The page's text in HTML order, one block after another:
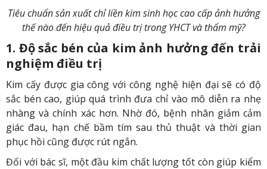
Tiêu chuẩn sản xuất chỉ liền kim sinh học cao cấp ảnh hưởng
thế nào đến hiệu quả điều trị trong YHCT và thẩm mỹ?
1. Độ sắc bén của kim ảnh hưởng đến trải
nghiệm điều trị
Kim cấy được gia công với công nghệ hiện đại sẽ có độ
sắc bén cao, giúp quá trình đưa chỉ vào mô diễn ra nhẹ
nhàng và chính xác hơn. Nhờ đó, bệnh nhân giảm cảm
giác đau, hạn chế bầm tím sau thủ thuật và thời gian
phục hồi cũng được rút ngắn.
Đối với bác sĩ, một đầu kim chất lượng tốt còn giúp kiểm